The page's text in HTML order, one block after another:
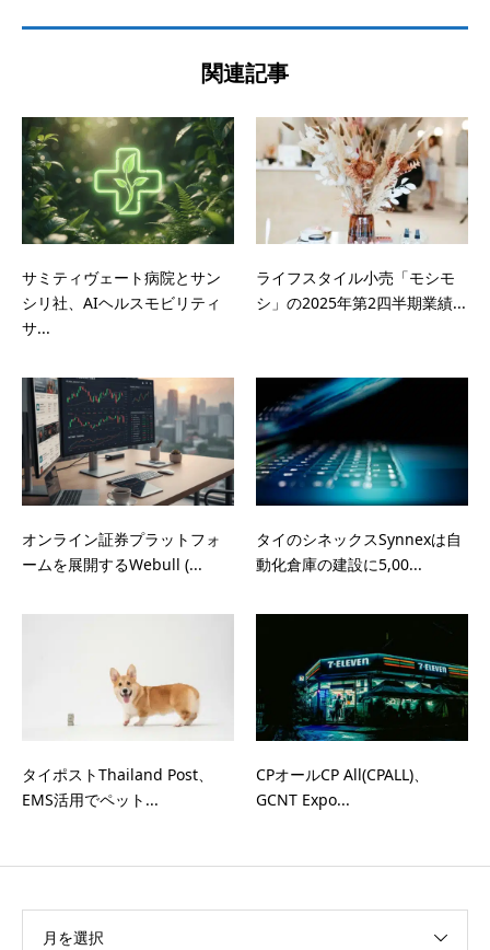
関連記事
サミティヴェート病院とサン
シリ社、AIヘルスモビリティ
サ...
ライフスタイル小売「モシモ
シ」の2025年第2四半期業績...
オンライン証券プラットフォ
ームを展開するWebull (...
タイのシネックスSynnexは自
動化倉庫の建設に5,00...
タイポストThailand Post、
EMS活用でペット...
CPオールCP All(CPALL)、
GCNT Expo...
月を選択